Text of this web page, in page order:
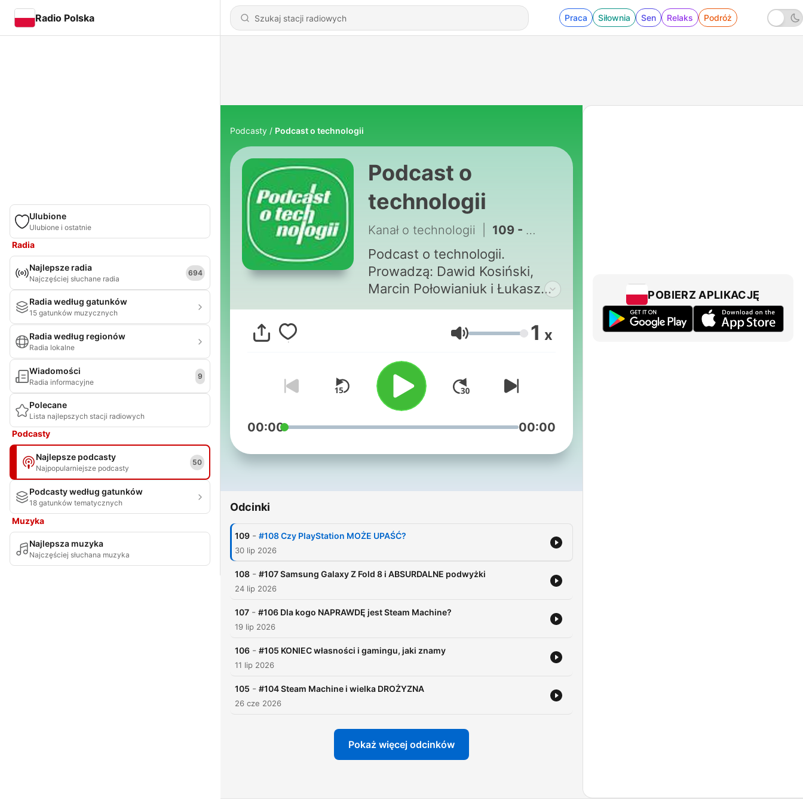
Radio Polska Praca Siłownia Sen Relaks Podróż
Ulubione
Ulubione i ostatnie
Radia
Najlepsze radia
Najczęściej słuchane radia
694
Radia według gatunków
15 gatunków muzycznych
Radia według regionów
Radia lokalne
Wiadomości
Radia informacyjne
9
Polecane
Lista najlepszych stacji radiowych
Podcasty
Najlepsze podcasty
Najpopularniejsze podcasty
50
Podcasty według gatunków
18 gatunków tematycznych
Muzyka
Najlepsza muzyka
Najczęściej słuchana muzyka
Podcasty Podcast o technologii
Podcast o
technologii
Kanał o technologii 109 - #108 Czy PlayStation MOŻE UPAŚĆ?
Podcast o technologii.
Prowadzą: Dawid Kosiński,
Marcin Połowianiuk i Łukasz
Kotkowski Kontakt:
podcast@otechnologii.pl
Głośność 1 x
00:00 00:00
Odcinki
109 - #108 Czy PlayStation MOŻE UPAŚĆ?
30 lip 2026
108 - #107 Samsung Galaxy Z Fold 8 i ABSURDALNE podwyżki
24 lip 2026
107 - #106 Dla kogo NAPRAWDĘ jest Steam Machine?
19 lip 2026
106 - #105 KONIEC własności i gamingu, jaki znamy
11 lip 2026
105 - #104 Steam Machine i wielka DROŻYZNA
26 cze 2026
Pokaż więcej odcinków
POBIERZ APLIKACJĘ